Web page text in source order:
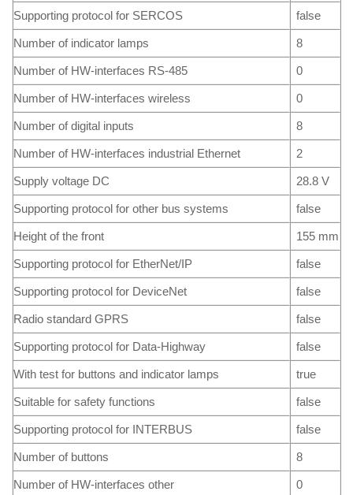
Supporting protocol for SERCOS false
Number of indicator lamps 8
Number of HW-interfaces RS-485 0
Number of HW-interfaces wireless 0
Number of digital inputs 8
Number of HW-interfaces industrial Ethernet 2
Supply voltage DC 28.8 V
Supporting protocol for other bus systems false
Height of the front 155 mm
Supporting protocol for EtherNet/IP false
Supporting protocol for DeviceNet false
Radio standard GPRS false
Supporting protocol for Data-Highway false
With test for buttons and indicator lamps true
Suitable for safety functions false
Supporting protocol for INTERBUS false
Number of buttons 8
Number of HW-interfaces other 0